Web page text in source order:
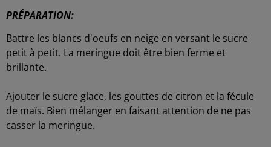
PRÉPARATION:
Battre les blancs d'oeufs en neige en versant le sucre
petit à petit. La meringue doit être bien ferme et
brillante.
Ajouter le sucre glace, les gouttes de citron et la fécule
de maïs. Bien mélanger en faisant attention de ne pas
casser la meringue.